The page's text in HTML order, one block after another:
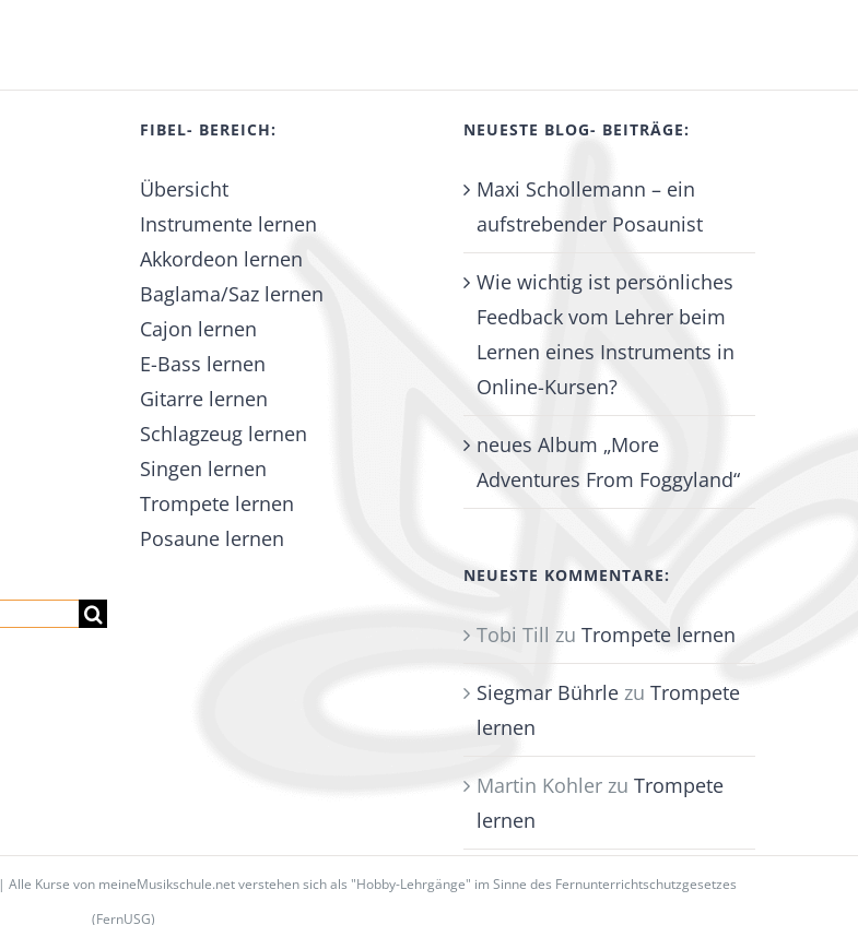
FIBEL- BEREICH:
Übersicht
Instrumente lernen
Akkordeon lernen
Baglama/Saz lernen
Cajon lernen
E-Bass lernen
Gitarre lernen
Schlagzeug lernen
Singen lernen
Trompete lernen
Posaune lernen
NEUESTE BLOG- BEITRÄGE:
Maxi Schollemann – ein
aufstrebender Posaunist
Wie wichtig ist persönliches
Feedback vom Lehrer beim
Lernen eines Instruments in
Online-Kursen?
neues Album „More
Adventures From Foggyland“
NEUESTE KOMMENTARE:
Tobi Till zuTrompete lernen
Siegmar Bührle zuTrompete
lernen
Martin Kohler zuTrompete
lernen
| Alle Kurse von meineMusikschule.net verstehen sich als "Hobby-Lehrgänge" im Sinne des Fernunterrichtschutzgesetzes
(FernUSG)